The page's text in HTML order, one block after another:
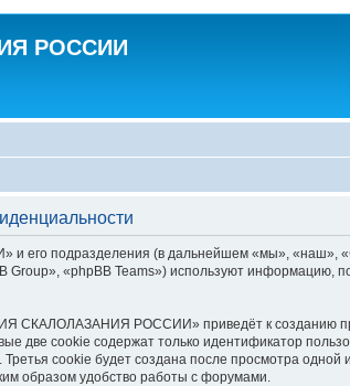
РОССИИ
его подразделения (в дальнейшем «мы»,
«phpBB Teams») используют информацию,
СКАЛОЛАЗАНИЯ РОССИИ» приведёт к созданию
две cookie содержат только идентификатор
Третья cookie будет создана после просмотра
образом удобство работы с форумами.